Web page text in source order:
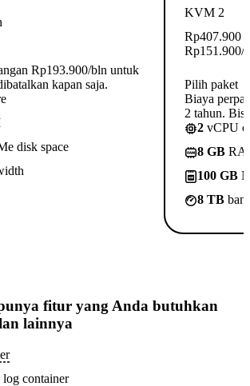
Rp193.900/bln untuk
kapan saja.
disk space
KVM 2
Rp407.900
Rp151.900/
Pilih paket
Biaya
2 tahun.
2 vCPU
8 GB
100 GB
8 TB
fitur yang Anda butuhkan
lainnya
log container